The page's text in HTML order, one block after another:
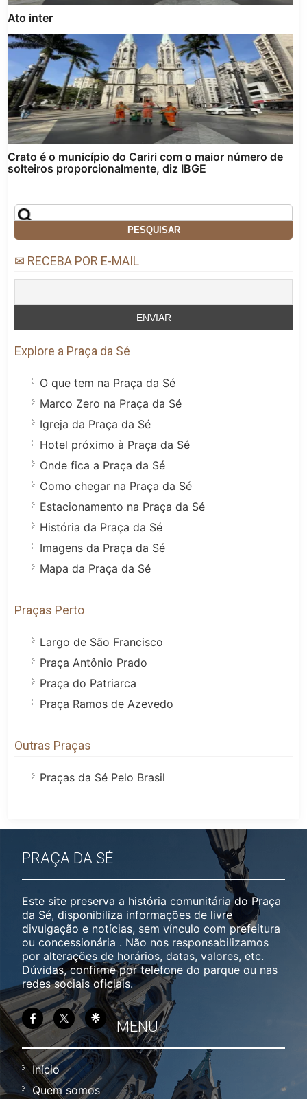
Ato inter
Crato é o município do Cariri com o maior número de
solteiros proporcionalmente, diz IBGE
✉ RECEBA POR E-MAIL
Explore a Praça da Sé
O que tem na Praça da Sé
Marco Zero na Praça da Sé
Igreja da Praça da Sé
Hotel próximo à Praça da Sé
Onde fica a Praça da Sé
Como chegar na Praça da Sé
Estacionamento na Praça da Sé
História da Praça da Sé
Imagens da Praça da Sé
Mapa da Praça da Sé
Praças Perto
Largo de São Francisco
Praça Antônio Prado
Praça do Patriarca
Praça Ramos de Azevedo
Outras Praças
Praças da Sé Pelo Brasil
PRAÇA DA SÉ
Este site preserva a história comunitária do Praça
da Sé, disponibiliza informações de livre
divulgação e notícias, sem vínculo com prefeitura
ou concessionária . Não nos responsabilizamos
por alterações de horários, datas, valores, etc.
Dúvidas, confirme por telefone do parque ou nas
redes sociais oficiais.
MENU
Início
Quem somos